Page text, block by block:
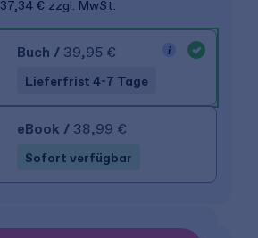
37,34 € zzgl. MwSt.
Buch / 39,95 €
Lieferfrist 4-7 Tage
eBook / 38,99 €
Sofort verfügbar